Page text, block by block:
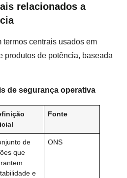
relacionados a
termos centrais usados em
produtos de potência, baseada
de segurança operativa
Fonte
de
que
e
ONS